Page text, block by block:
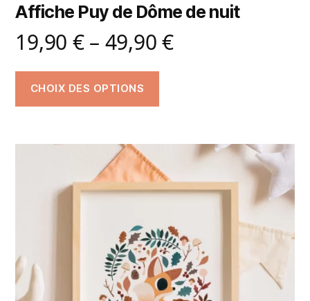
Affiche Puy de Dôme de nuit
19,90 €– 49,90€
CHOIX DES OPTIONS